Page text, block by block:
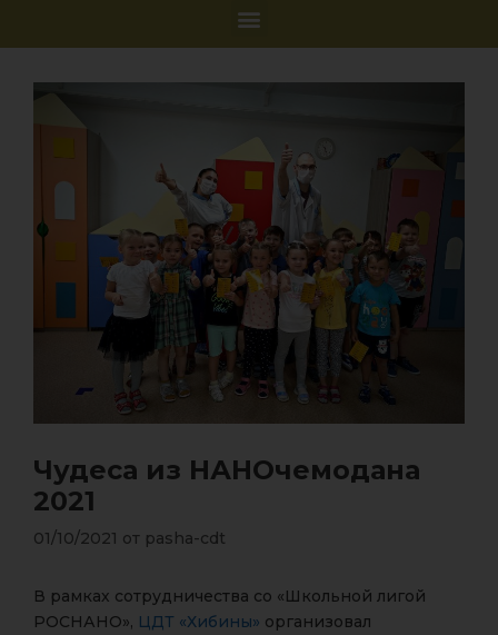
Чудеса из НАНОчемодана
2021
01/10/2021 от pasha-cdt
В рамках сотрудничества со «Школьной лигой
РОСНАНО», ЦДТ «Хибины» организовал